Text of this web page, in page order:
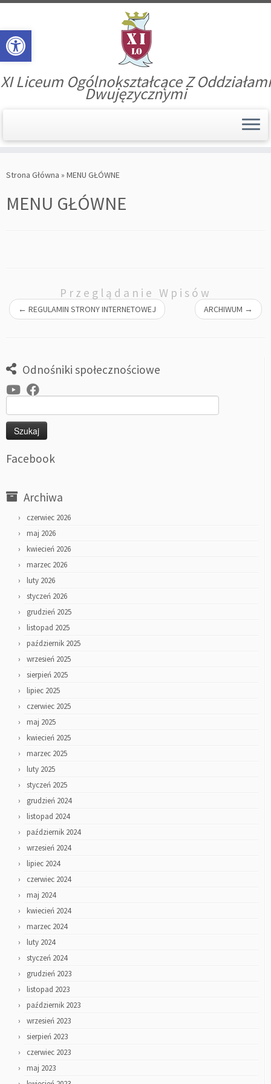
Open toolbar
to
XI Liceum Ogólnokształcące Z Oddziałami
Dwujęzycznymi
Strona Główna » MENU GŁÓWNE
MENU GŁÓWNE
Przeglądanie Wpisów
← REGULAMIN STRONY INTERNETOWEJ ARCHIWUM →
Odnośniki społecznościowe
Facebook
Archiwa
czerwiec 2026
maj 2026
kwiecień 2026
marzec 2026
luty 2026
styczeń 2026
grudzień 2025
listopad 2025
październik 2025
wrzesień 2025
sierpień 2025
lipiec 2025
czerwiec 2025
maj 2025
kwiecień 2025
marzec 2025
luty 2025
styczeń 2025
grudzień 2024
listopad 2024
październik 2024
wrzesień 2024
lipiec 2024
czerwiec 2024
maj 2024
kwiecień 2024
marzec 2024
luty 2024
styczeń 2024
grudzień 2023
listopad 2023
październik 2023
wrzesień 2023
sierpień 2023
czerwiec 2023
maj 2023